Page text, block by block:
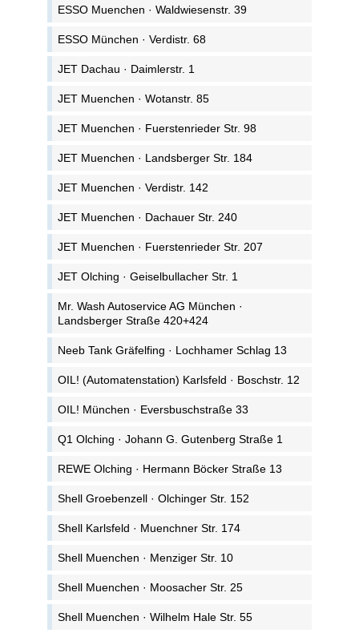
ESSO Muenchen · Waldwiesenstr. 39
ESSO München · Verdistr. 68
JET Dachau · Daimlerstr. 1
JET Muenchen · Wotanstr. 85
JET Muenchen · Fuerstenrieder Str. 98
JET Muenchen · Landsberger Str. 184
JET Muenchen · Verdistr. 142
JET Muenchen · Dachauer Str. 240
JET Muenchen · Fuerstenrieder Str. 207
JET Olching · Geiselbullacher Str. 1
Mr. Wash Autoservice AG München ·
Landsberger Straße 420+424
Neeb Tank Gräfelfing · Lochhamer Schlag 13
OIL! (Automatenstation) Karlsfeld · Boschstr. 12
OIL! München · Eversbuschstraße 33
Q1 Olching · Johann G. Gutenberg Straße 1
REWE Olching · Hermann Böcker Straße 13
Shell Groebenzell · Olchinger Str. 152
Shell Karlsfeld · Muenchner Str. 174
Shell Muenchen · Menziger Str. 10
Shell Muenchen · Moosacher Str. 25
Shell Muenchen · Wilhelm Hale Str. 55